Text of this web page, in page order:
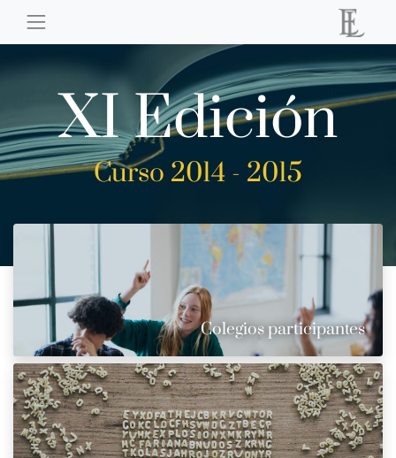
XI Edición
Curso 2014 - 2015
Colegios participantes